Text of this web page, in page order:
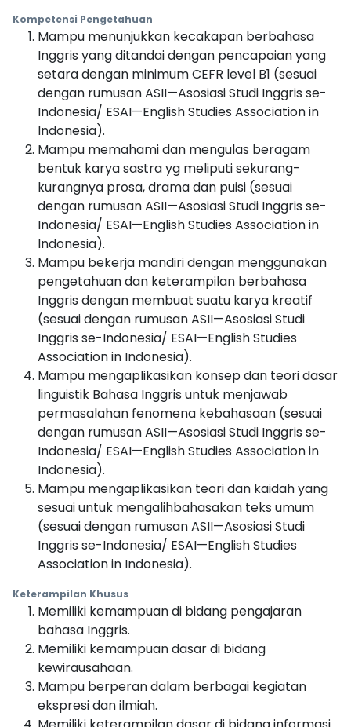
Kompetensi Pengetahuan
Mampu menunjukkan kecakapan berbahasa
Inggris yang ditandai dengan pencapaian yang
setara dengan minimum CEFR level B1 (sesuai
dengan rumusan ASII—Asosiasi Studi Inggris se-
Indonesia/ ESAI—English Studies Association in
Indonesia).
Mampu memahami dan mengulas beragam
bentuk karya sastra yg meliputi sekurang-
kurangnya prosa, drama dan puisi (sesuai
dengan rumusan ASII—Asosiasi Studi Inggris se-
Indonesia/ ESAI—English Studies Association in
Indonesia).
Mampu bekerja mandiri dengan menggunakan
pengetahuan dan keterampilan berbahasa
Inggris dengan membuat suatu karya kreatif
(sesuai dengan rumusan ASII—Asosiasi Studi
Inggris se-Indonesia/ ESAI—English Studies
Association in Indonesia).
Mampu mengaplikasikan konsep dan teori dasar
linguistik Bahasa Inggris untuk menjawab
permasalahan fenomena kebahasaan (sesuai
dengan rumusan ASII—Asosiasi Studi Inggris se-
Indonesia/ ESAI—English Studies Association in
Indonesia).
Mampu mengaplikasikan teori dan kaidah yang
sesuai untuk mengalihbahasakan teks umum
(sesuai dengan rumusan ASII—Asosiasi Studi
Inggris se-Indonesia/ ESAI—English Studies
Association in Indonesia).
Keterampilan Khusus
Memiliki kemampuan di bidang pengajaran
bahasa Inggris.
Memiliki kemampuan dasar di bidang
kewirausahaan.
Mampu berperan dalam berbagai kegiatan
ekspresi dan ilmiah.